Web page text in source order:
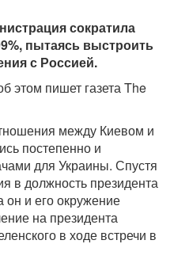
сократила
пытаясь выстроить
с Россией.
этом пишет газета The
между Киевом и
постепенно и
для Украины. Спустя
в должность президента
и его окружение
на президента
в ходе встречи в